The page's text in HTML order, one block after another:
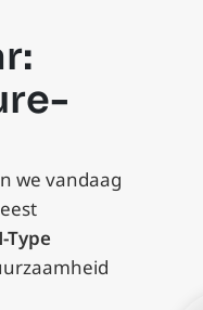
we vandaag
Type